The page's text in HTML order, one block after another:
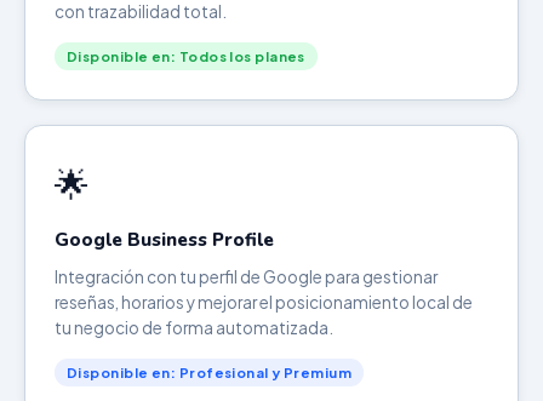
con trazabilidad total.
Disponible en: Todos los planes
🌟
Google Business Profile
Integración con tu perfil de Google para gestionar
reseñas, horarios y mejorar el posicionamiento local de
tu negocio de forma automatizada.
Disponible en: Profesional y Premium